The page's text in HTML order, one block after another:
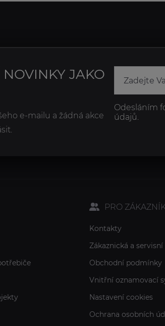
JAKO
e-mailu a žádná akce
Odesláním
údajů.
PRO
Kontakty
Zákaznická a servisní
Obchodní podmínky
Vnitřní oznamovací
Nastavení cookies
Ochrana osobních